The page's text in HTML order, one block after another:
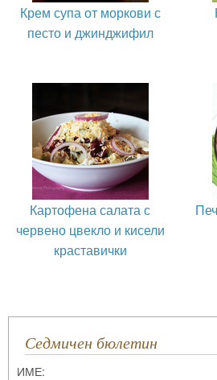
Крем супа от моркови с
песто и джинджифил
Картофена салата с
червено цвекло и кисели
краставички
Седмичен бюлетин
ИМЕ: